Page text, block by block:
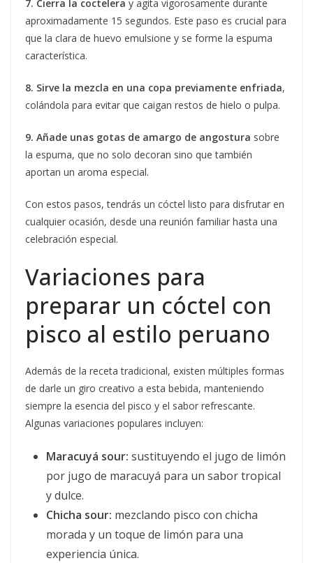
7. Cierra la coctelera y agita vigorosamente durante
aproximadamente 15 segundos. Este paso es crucial para
que la clara de huevo emulsione y se forme la espuma
característica.
8. Sirve la mezcla en una copa previamente enfriada,
colándola para evitar que caigan restos de hielo o pulpa.
9. Añade unas gotas de amargo de angostura sobre
la espuma, que no solo decoran sino que también
aportan un aroma especial.
Con estos pasos, tendrás un cóctel listo para disfrutar en
cualquier ocasión, desde una reunión familiar hasta una
celebración especial.
Variaciones para
preparar un cóctel con
pisco al estilo peruano
Además de la receta tradicional, existen múltiples formas
de darle un giro creativo a esta bebida, manteniendo
siempre la esencia del pisco y el sabor refrescante.
Algunas variaciones populares incluyen:
Maracuyá sour: sustituyendo el jugo de limón
por jugo de maracuyá para un sabor tropical
y dulce.
Chicha sour: mezclando pisco con chicha
morada y un toque de limón para una
experiencia única.